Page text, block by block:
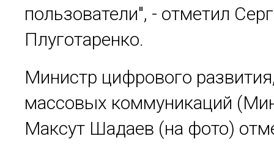
пользователи", - отметил
Плуготаренко.
Министр цифрового
массовых коммуникаций
Максут Шадаев (на фото)